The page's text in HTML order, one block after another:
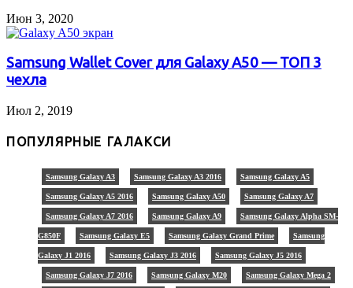
Июн 3, 2020
Samsung Wallet Cover для Galaxy A50 — ТОП 3
чехла
Июл 2, 2019
ПОПУЛЯРНЫЕ ГАЛАКСИ
Samsung Galaxy A3 Samsung Galaxy A3 2016 Samsung Galaxy A5
Samsung Galaxy A5 2016 Samsung Galaxy A50 Samsung Galaxy A7
Samsung Galaxy A7 2016 Samsung Galaxy A9 Samsung Galaxy Alpha SM-
G850F Samsung Galaxy E5 Samsung Galaxy Grand Prime Samsung
Galaxy J1 2016 Samsung Galaxy J3 2016 Samsung Galaxy J5 2016
Samsung Galaxy J7 2016 Samsung Galaxy M20 Samsung Galaxy Mega 2